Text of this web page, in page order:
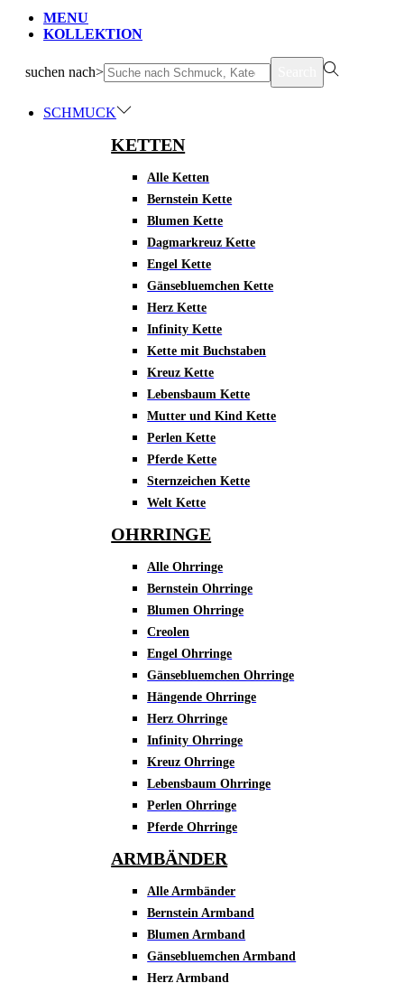
MENU
KOLLEKTION
suchen nach>
SCHMUCK
KETTEN
Alle Ketten
Bernstein Kette
Blumen Kette
Dagmarkreuz Kette
Engel Kette
Gänsebluemchen Kette
Herz Kette
Infinity Kette
Kette mit Buchstaben
Kreuz Kette
Lebensbaum Kette
Mutter und Kind Kette
Perlen Kette
Pferde Kette
Sternzeichen Kette
Welt Kette
OHRRINGE
Alle Ohrringe
Bernstein Ohrringe
Blumen Ohrringe
Creolen
Engel Ohrringe
Gänsebluemchen Ohrringe
Hängende Ohrringe
Herz Ohrringe
Infinity Ohrringe
Kreuz Ohrringe
Lebensbaum Ohrringe
Perlen Ohrringe
Pferde Ohrringe
ARMBÄNDER
Alle Armbänder
Bernstein Armband
Blumen Armband
Gänsebluemchen Armband
Herz Armband